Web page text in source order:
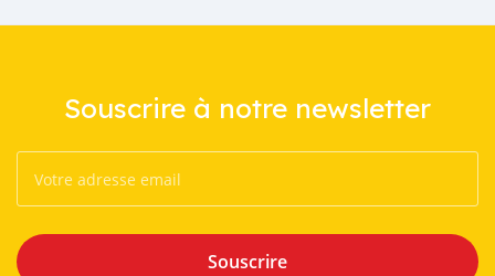
Souscrire à notre newsletter
Souscrire